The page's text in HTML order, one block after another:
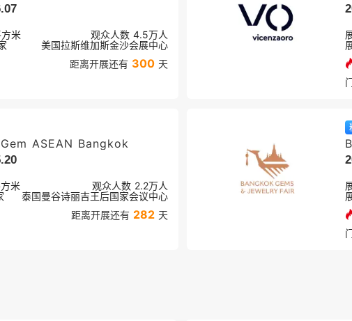
米 观众人数 4.5万人
美国拉斯维加斯金沙会展中心
距离开展还有 300 天
ASEAN Bangkok
米 观众人数 2.2万人
泰国曼谷诗丽吉王后国家会议中心
距离开展还有 282 天